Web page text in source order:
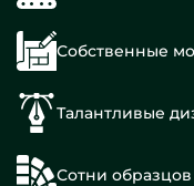
Собственные
Талантливые
Сотни образцов